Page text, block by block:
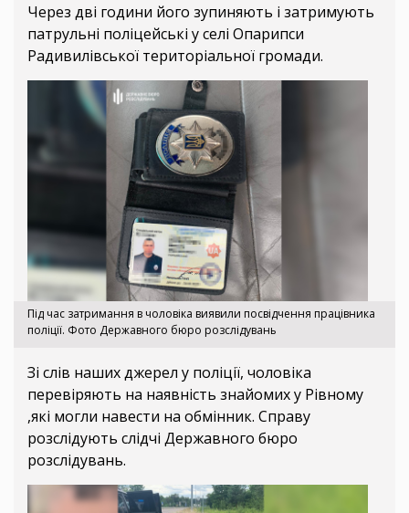
Через дві години його зупиняють і затримують
патрульні поліцейські у селі Опарипси
Радивилівської територіальної громади.
Під час затримання в чоловіка виявили посвідчення працівника
поліції. Фото Державного бюро розслідувань
Зі слів наших джерел у поліції, чоловіка
перевіряють на наявність знайомих у Рівному
,які могли навести на обмінник. Справу
розслідують слідчі Державного бюро
розслідувань.